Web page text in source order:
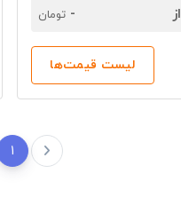
- تومان
لیست قیمت‌ها
1